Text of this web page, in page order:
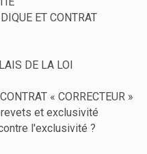
ET CONTRAT
DE LA LOI
« CORRECTEUR »
et exclusivité
l'exclusivité ?